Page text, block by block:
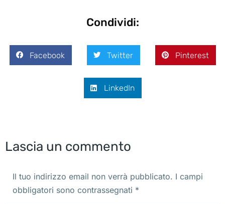
Condividi:
Facebook Twitter Pinterest
LinkedIn
Lascia un commento
Il tuo indirizzo email non verrà pubblicato. I campi
obbligatori sono contrassegnati *